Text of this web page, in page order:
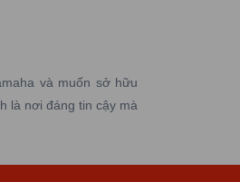
và muốn sở hữu
là nơi đáng tin cậy mà